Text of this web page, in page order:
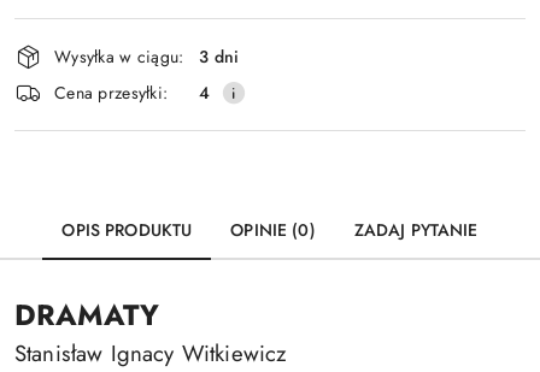
Wyślij
Dostępność
i
dostawa
Wysyłka w ciągu:
3 dni
Cena przesyłki:
4
OPIS PRODUKTU OPINIE (0) ZADAJ PYTANIE
DRAMATY
Stanisław Ignacy Witkiewicz